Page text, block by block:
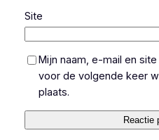
Site
Mijn naam, e-mail en
voor de volgende keer
plaats.